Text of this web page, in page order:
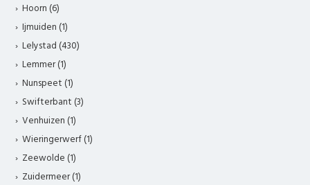
Hoorn (6)
Ijmuiden (1)
Lelystad (430)
Lemmer (1)
Nunspeet (1)
Swifterbant (3)
Venhuizen (1)
Wieringerwerf (1)
Zeewolde (1)
Zuidermeer (1)